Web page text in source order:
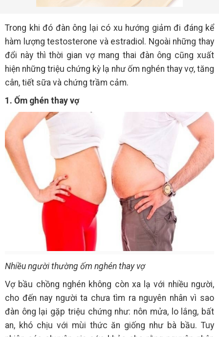
Trong khi đó đàn ông lại có xu hướng giảm đi đáng kể
hàm lượng testosterone và estradiol. Ngoài những thay
đổi này thì thời gian vợ mang thai đàn ông cũng xuất
hiện những triệu chứng kỳ lạ như ốm nghén thay vợ, tăng
cân, tiết sữa và chứng trầm cảm.
1. Ốm ghén thay vợ
Nhiều người thường ốm nghén thay vợ
Vợ bầu chồng nghén không còn xa lạ với nhiều người,
cho đến nay người ta chưa tìm ra nguyên nhân vì sao
đàn ông lại gặp triệu chứng như: nôn mửa, lo lắng, bất
an, khó chịu với mùi thức ăn giống như bà bầu. Tuy